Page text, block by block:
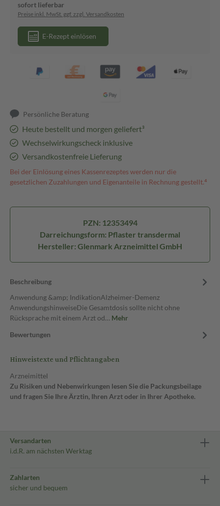
sofort lieferbar
Preise inkl. MwSt. ggf. zzgl. Versandkosten
E-Rezept einlösen
Persönliche Beratung
Heute bestellt und morgen geliefert³
Wechselwirkungscheck inklusive
Versandkostenfreie Lieferung
Bei der Einlösung eines Kassenrezeptes werden nur die
gesetzlichen Zuzahlungen und Eigenanteile in Rechnung gestellt.⁴
PZN: 12353494
Darreichungsform: Pflaster transdermal
Hersteller: Glenmark Arzneimittel GmbH
Beschreibung
Anwendung &amp; IndikationAlzheimer-Demenz
AnwendungshinweiseDie Gesamtdosis sollte nicht ohne
Rücksprache mit einem Arzt od… Mehr
Bewertungen
Hinweistexte und Pflichtangaben
Arzneimittel
Zu Risiken und Nebenwirkungen lesen Sie die Packungsbeilage
und fragen Sie Ihre Ärztin, Ihren Arzt oder in Ihrer Apotheke.
Versandarten
i.d.R. am nächsten Werktag
Zahlarten
sicher und bequem